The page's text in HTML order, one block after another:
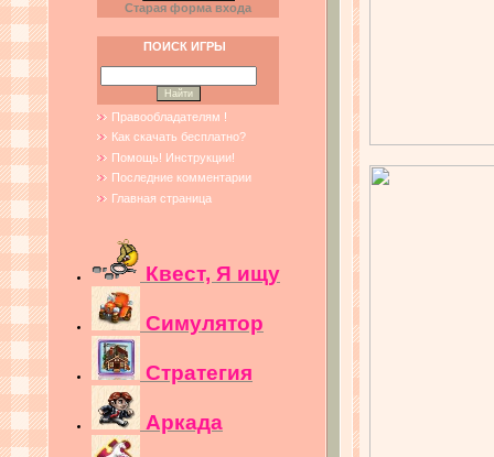
Старая форма входа
ПОИСК ИГРЫ
Правообладателям !
Как скачать бесплатно?
Помощь! Инструкции!
Последние комментарии
Главная страница
Квест, Я ищу
Симулятор
Стратегия
Аркада